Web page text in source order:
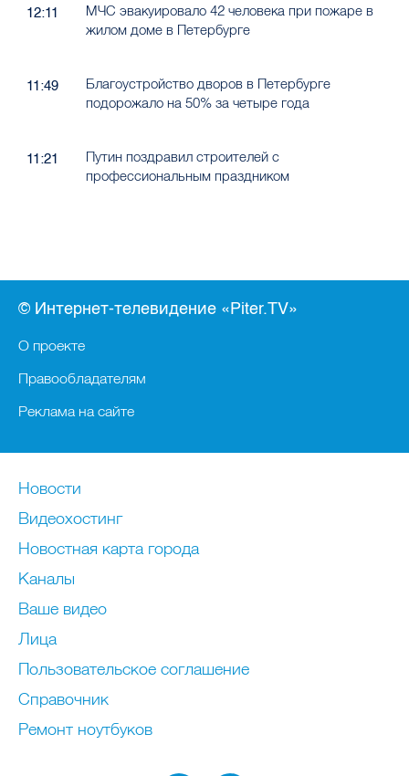
12:11
МЧС эвакуировало 42 человека при пожаре в
жилом доме в Петербурге
11:49
Благоустройство дворов в Петербурге
подорожало на 50% за четыре года
11:21
Путин поздравил строителей с
профессиональным праздником
© Интернет-телевидение «Piter.TV»
О проекте
Правообладателям
Реклама на сайте
Новости
Видеохостинг
Новостная карта города
Каналы
Ваше видео
Лица
Пользовательское соглашение
Справочник
Ремонт нoутбуков